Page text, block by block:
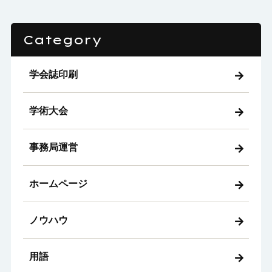
Category
学会誌印刷
学術大会
事務局運営
ホームページ
ノウハウ
用語